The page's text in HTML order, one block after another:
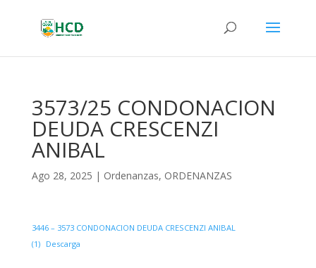
3573/25 CONDONACION
DEUDA CRESCENZI
ANIBAL
Ago 28, 2025 | Ordenanzas, ORDENANZAS
3446 – 3573 CONDONACION DEUDA CRESCENZI ANIBAL
(1)
Descarga